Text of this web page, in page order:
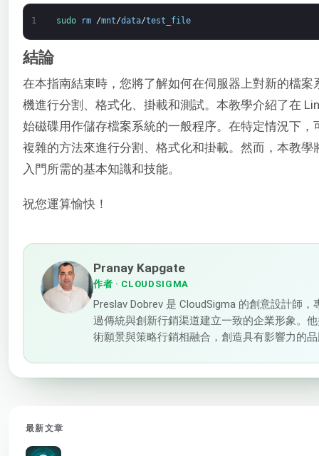
1 sudo rm /mnt/data/test_file
結論
在本指南結束時，您將了解如何在伺服器上對新的檔案
機進行分割、格式化、掛載和測試。本教學介紹了在
始磁碟用作儲存檔案系統的一般程序。在特定情況下，
複雜的方法來進行分割、格式化和掛載。然而，本教學
入門所需的基本知識和技能。
祝您運算愉快！
Pranay Kapgate
作者 · CLOUDSIGMA
Preslav Dobrev 是 CloudSigma 的創意設計師，
過傳統與創新行銷渠道建立一致的企業形象。
術願景與策略行銷相融合，創造具有影響力的
最新文章